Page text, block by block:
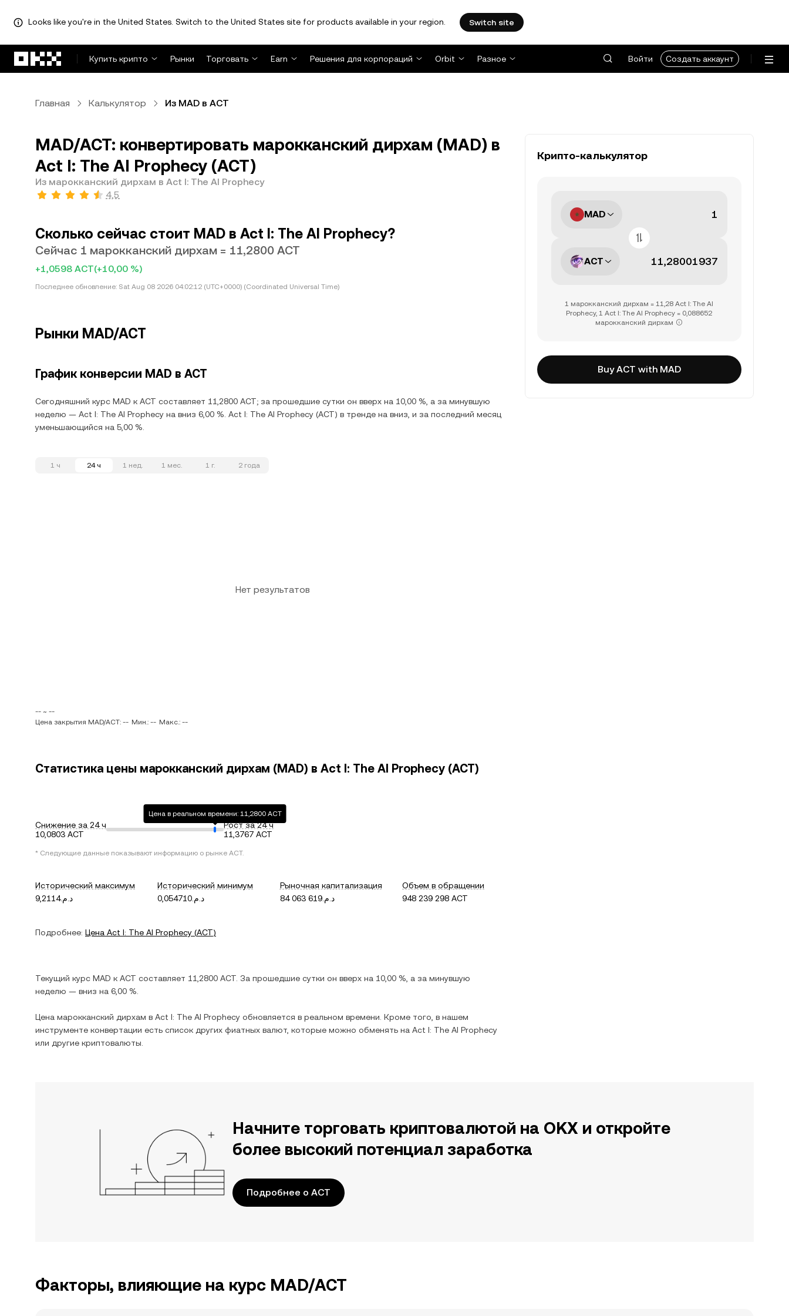
Looks like you're in the United States. Switch to the United States site for products available in your region. Switch site
Купить крипто
Рынки Торговать Earn Решения для корпораций Orbit Разное Войти Создать аккаунт
Главная Калькулятор Из MAD в ACT
MAD/ACT: конвертировать марокканский дирхам (MAD) в
Act I: The AI Prophecy (ACT)
Из марокканский дирхам в Act I: The AI Prophecy
4,5
Сколько сейчас стоит MAD в Act I: The AI Prophecy?
Сейчас 1 марокканский дирхам = 11,2800 ACT
+1,0598 ACT(+10,00 %)
Последнее обновление: Sat Aug 08 2026 04:02:12 (UTC+0000) (Coordinated Universal Time)
Рынки MAD/ACT
График конверсии MAD в ACT
Сегодняшний курс MAD к ACT составляет 11,2800 ACT; за прошедшие сутки он вверх на 10,00 %, а за минувшую
неделю — Act I: The AI Prophecy на вниз 6,00 %. Act I: The AI Prophecy (ACT) в тренде на вниз, и за последний месяц
уменьшающийся на 5,00 %.
1 ч 24 ч 1 нед. 1 мес. 1 г. 2 года
Нет результатов
-- ~ --
Цена закрытия MAD/ACT: -- Мин.: -- Макс.: --
Статистика цены марокканский дирхам (MAD) в Act I: The AI Prophecy (ACT)
Снижение за 24 ч
10,0803 ACT
Цена в реальном времени: 11,2800 ACT
Рост за 24 ч
11,3767 ACT
* Следующие данные показывают информацию о рынке ACT.
Исторический максимум
د.م.9,2114
Исторический минимум
د.م.0,054710
Рыночная капитализация
د.م.84 063 619
Объем в обращении
948 239 298 ACT
Подробнее: Цена Act I: The AI Prophecy (ACT)
Текущий курс MAD к ACT составляет 11,2800 ACT . За прошедшие сутки он вверх на 10,00 % , а за минувшую
неделю — вниз на 6,00 %
Цена марокканский дирхам в Act I: The AI Prophecy обновляется в реальном времени. Кроме того, в нашем
инструменте конвертации есть список других фиатных валют, которые можно обменять на Act I: The AI Prophecy
или другие криптовалюты.
Крипто-калькулятор
MAD
ACT
1 марокканский дирхам = 11,28 Act I: The AI
Prophecy, 1 Act I: The AI Prophecy = 0,088652
марокканский дирхам
Buy ACT with MAD
Начните торговать криптовалютой на OKX и откройте
более высокий потенциал заработка
Подробнее о ACT
Факторы, влияющие на курс MAD/ACT